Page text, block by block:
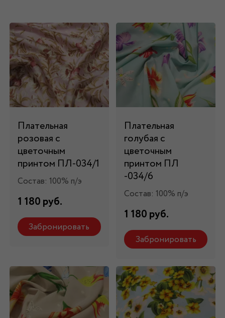
Плательная
розовая с
цветочным
принтом ПЛ-034/1
Состав: 100% п/э
1 180 руб.
Забронировать
Плательная
голубая с
цветочным
принтом ПЛ
-034/6
Состав: 100% п/э
1 180 руб.
Забронировать